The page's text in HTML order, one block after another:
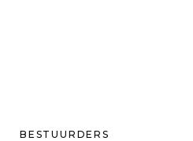
BESTUURDERS